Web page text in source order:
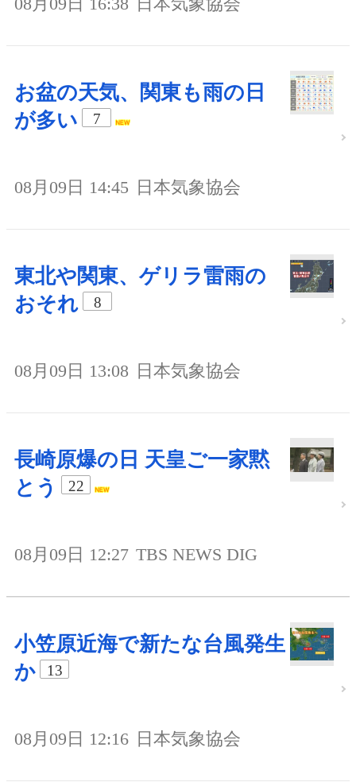
お盆の天気、関東も雨の日
が多い
7
08月09日 14:45 日本気象協会
東北や関東、ゲリラ雷雨の
おそれ
8
08月09日 13:08 日本気象協会
長崎原爆の日 天皇ご一家黙
とう
22
08月09日 12:27 TBS NEWS DIG
小笠原近海で新たな台風発生
か
13
08月09日 12:16 日本気象協会